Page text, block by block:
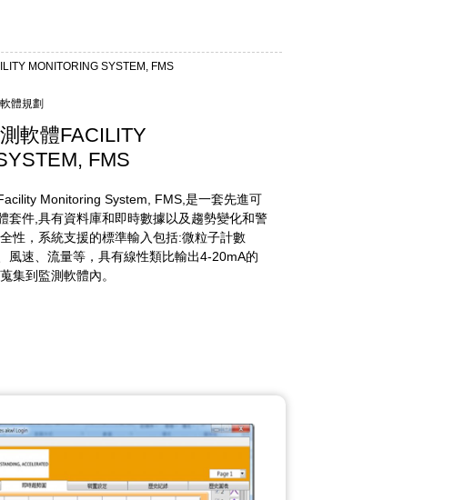
MONITORING SYSTEM, FMS
體規劃
軟體FACILITY
FMS
Monitoring System, FMS,是一套先進可
套件,具有資料庫和即時數據以及趨勢變化和警
性，系統支援的標準輸入包括:微粒子計數
風速、流量等，具有線性類比輸出4-20mA的
集到監測軟體內。